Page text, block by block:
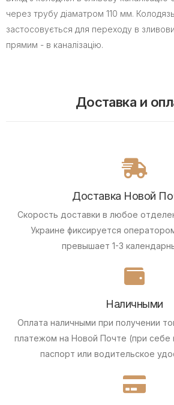
через трубу діаматром 110 мм.
застосовується для переходу в
прямим - в каналізацію.
Доставка и
Доставка Новой
Скорость доставки в любое
Украине фиксируется
превышает 1-3
Наличными
Оплата наличными при получении
платежом на Новой Почте (при
паспорт или водительское